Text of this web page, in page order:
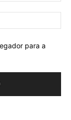
para a